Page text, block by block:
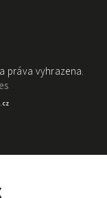
práva vyhrazena.